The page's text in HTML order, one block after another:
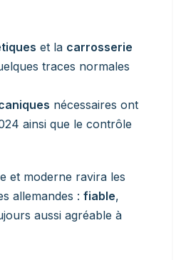
et la carrosserie
traces normales
nécessaires ont
ainsi que le contrôle
et moderne ravira les
allemandes : fiable,
aussi agréable à